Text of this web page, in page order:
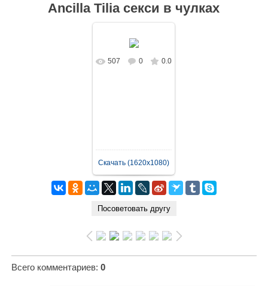
Ancilla Tilia секси в чулках
В реальном
507 0 0.0
Скачать (1620x1080)
Всего комментариев: 0